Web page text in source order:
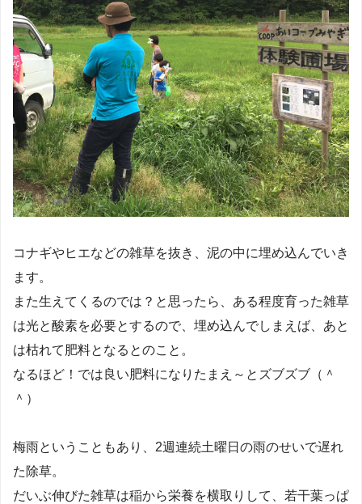
コナギやヒエなどの雑草を抜き、泥の中に埋め込んでいき
ます。
また生えてくるのでは？と思ったら、ある程度育った雑草
は光と酸素を必要とするので、埋め込んでしまえば、あと
は枯れて肥料となるとのこと。
なるほど！では良い肥料になりたまえ～とズブズブ（＾
＾）
梅雨ということもあり、2週連続土曜日の雨のせいで遅れ
た除草。
だいぶ伸びた雑草は稲から栄養を横取りして、若干葉っぱ